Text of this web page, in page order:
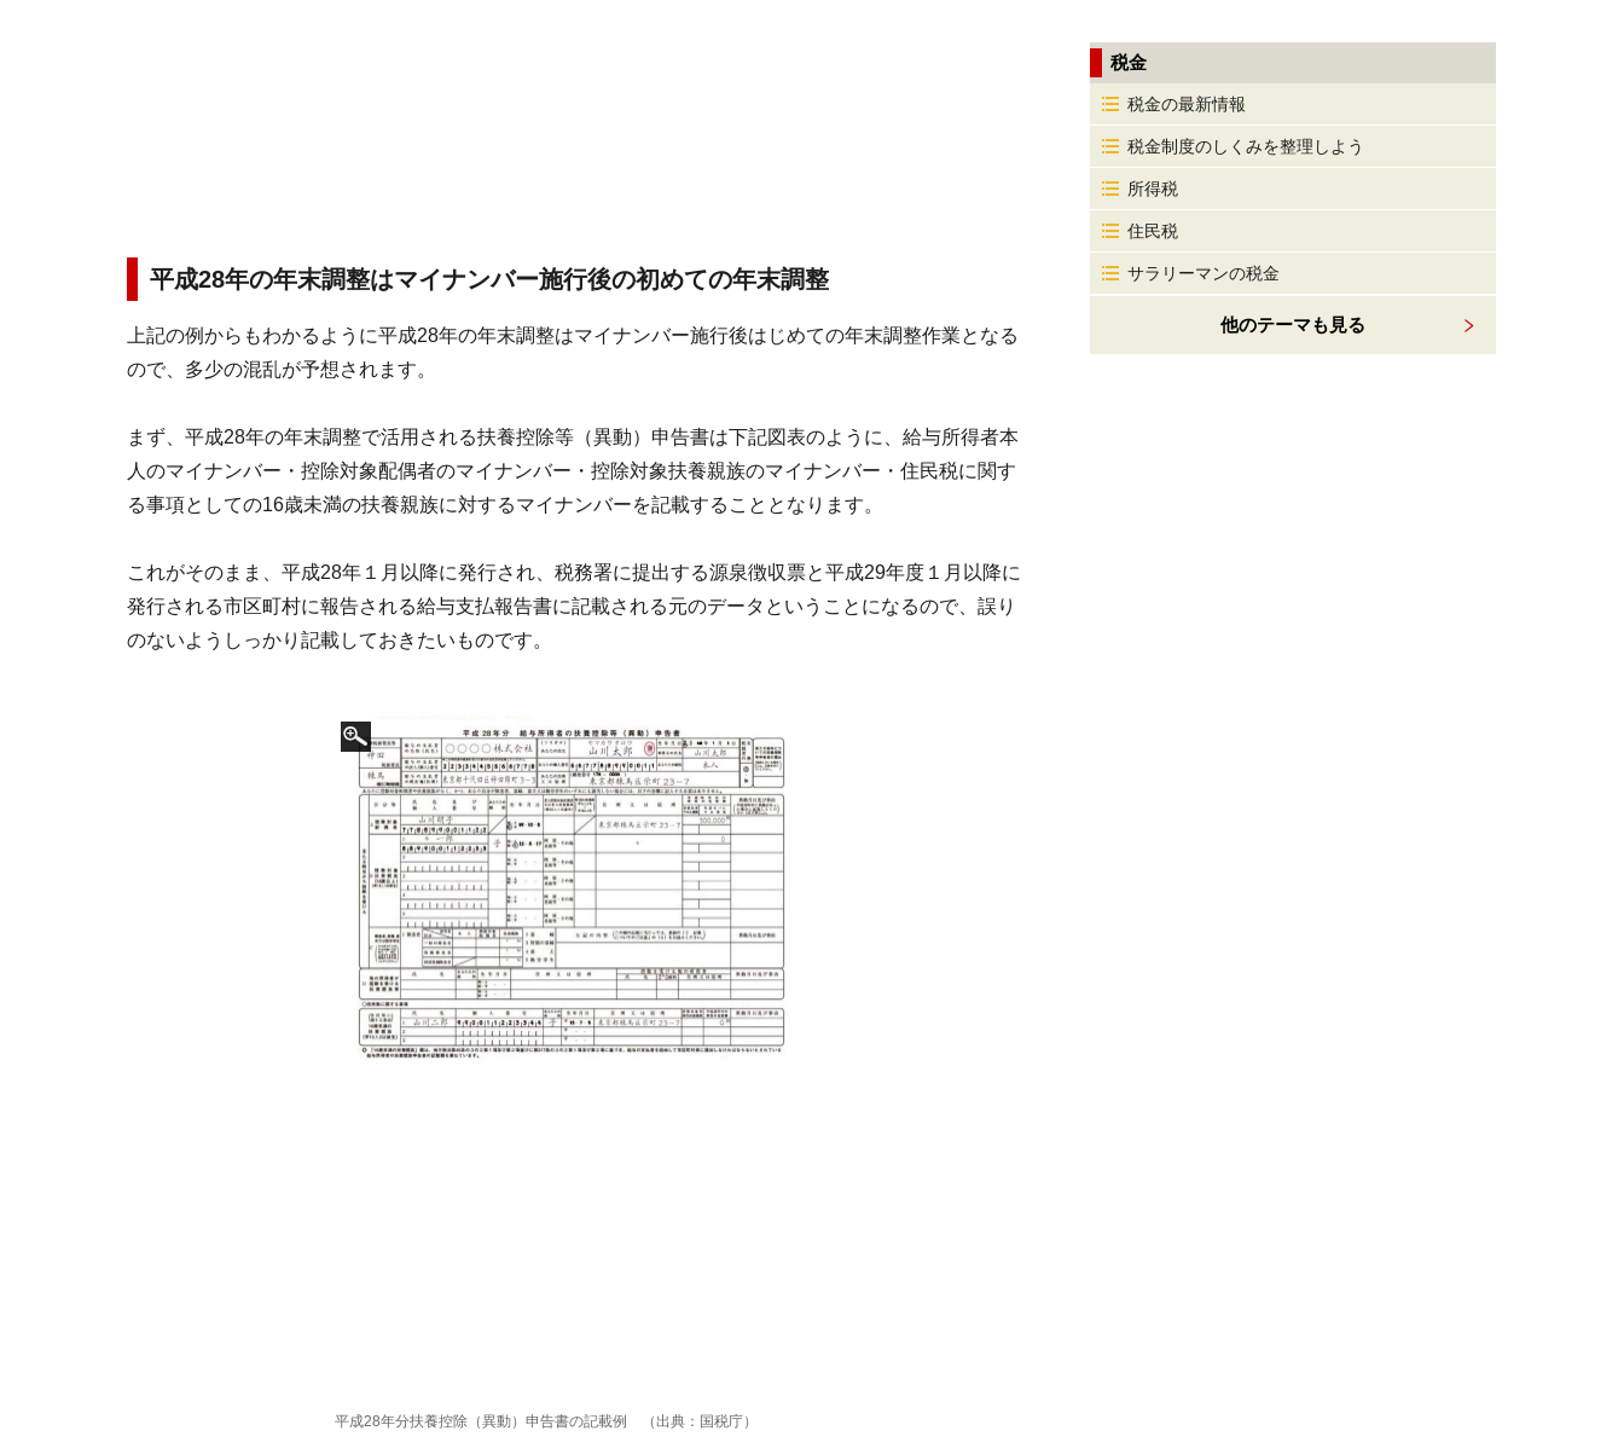
平成28年の年末調整はマイナンバー施行後の初めての年末調整
上記の例からもわかるように平成28年の年末調整はマイナンバー施行後はじめての年末調整作業となる
ので、多少の混乱が予想されます。
まず、平成28年の年末調整で活用される扶養控除等（異動）申告書は下記図表のように、給与所得者本
人のマイナンバー・控除対象配偶者のマイナンバー・控除対象扶養親族のマイナンバー・住民税に関す
る事項としての16歳未満の扶養親族に対するマイナンバーを記載することとなります。
これがそのまま、平成28年１月以降に発行され、税務署に提出する源泉徴収票と平成29年度１月以降に
発行される市区町村に報告される給与支払報告書に記載される元のデータということになるので、誤り
のないようしっかり記載しておきたいものです。
平成28年分扶養控除（異動）申告書の記載例 （出典：国税庁）
税金
税金の最新情報
税金制度のしくみを整理しよう
所得税
住民税
サラリーマンの税金
他のテーマも見る